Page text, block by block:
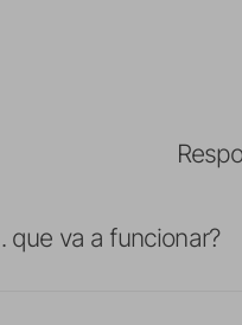
va a funcionar?